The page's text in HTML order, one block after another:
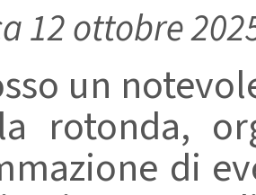
12 ottobre
un
rotonda,
di